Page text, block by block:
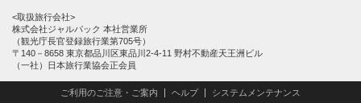
<取扱旅行会社>
株式会社ジャルパック 本社営業所
（観光庁長官登録旅行業第705号）
〒140－8658 東京都品川区東品川2-4-11 野村不動産天王洲ビル
（一社）日本旅行業協会正会員
ご利用のご注意・ご案内 ヘルプ システムメンテナンス